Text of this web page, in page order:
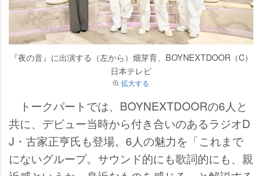
『夜の音』に出演する（左から）畑芽育、BOYNEXTDOOR（C）
日本テレビ
拡大する
トークパートでは、BOYNEXTDOORの6人と
共に、デビュー当時から付き合いのあるラジオD
J・古家正亨氏も登場。6人の魅力を「これまで
にないグループ。サウンド的にも歌詞的にも、親